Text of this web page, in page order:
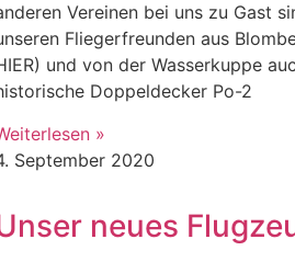
Vereinen bei uns zu Gast
Fliegerfreunden aus
und von der Wasserkuppe
Doppeldecker Po-2
»
September 2020
neues